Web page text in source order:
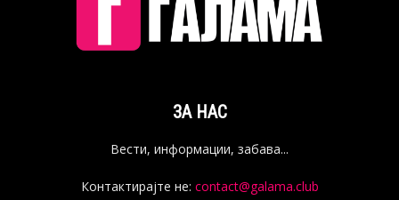
ЗА НАС
Вести, информации, забава...
Контактирајте не: contact@galama.club